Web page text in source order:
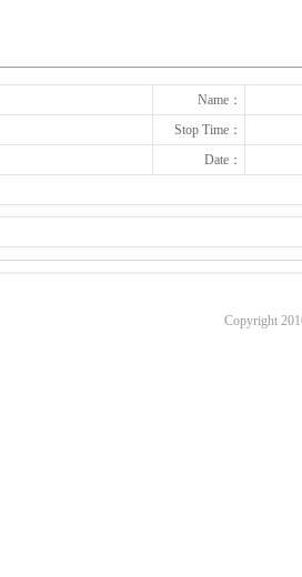
Name：
Stop Time：
Date：
Copyright